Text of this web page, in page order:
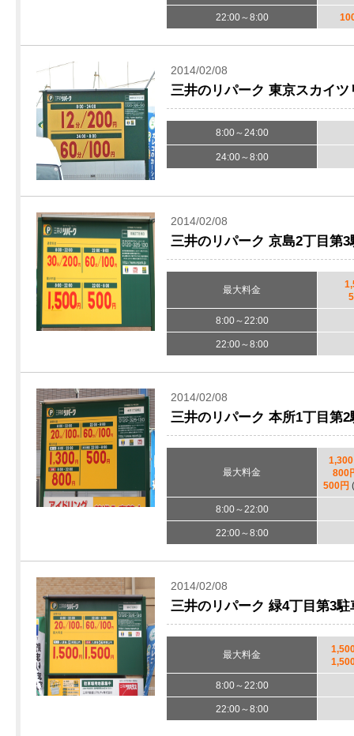
22:00～8:00
2014/02/08
三井のリパーク 東京スカイツ
8:00～24:00
24:00～8:00
2014/02/08
三井のリパーク 京島2丁目第
最大料金
8:00～22:00
22:00～8:00
2014/02/08
三井のリパーク 本所1丁目第2
最大料金
800
500円
8:00～22:00
22:00～8:00
2014/02/08
三井のリパーク 緑4丁目第3
最大料金
8:00～22:00
22:00～8:00